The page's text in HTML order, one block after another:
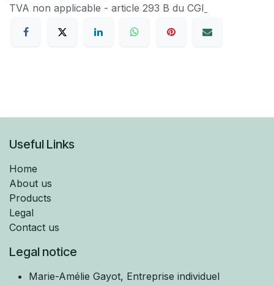
TVA​ non applicable - article 293 B du CGI
Useful Links
Home
About us
Products
Legal
Contact us
Legal notice
Marie-Amélie Gayot, Entreprise individuel